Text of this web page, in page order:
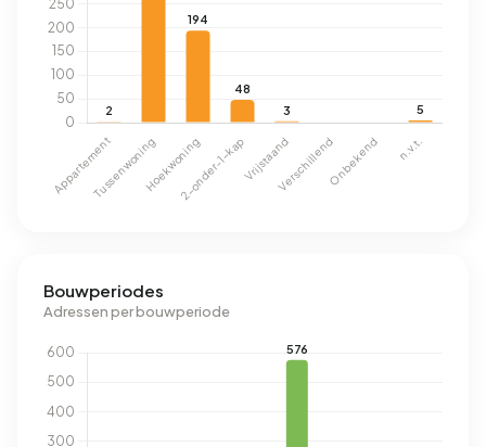
Bouwperiodes
Adressen per bouwperiode